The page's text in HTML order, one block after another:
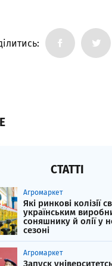
СТАТТІ
Агромаркет
Які ринкові колізії
українським
соняшнику й олії у
сезоні
Агромаркет